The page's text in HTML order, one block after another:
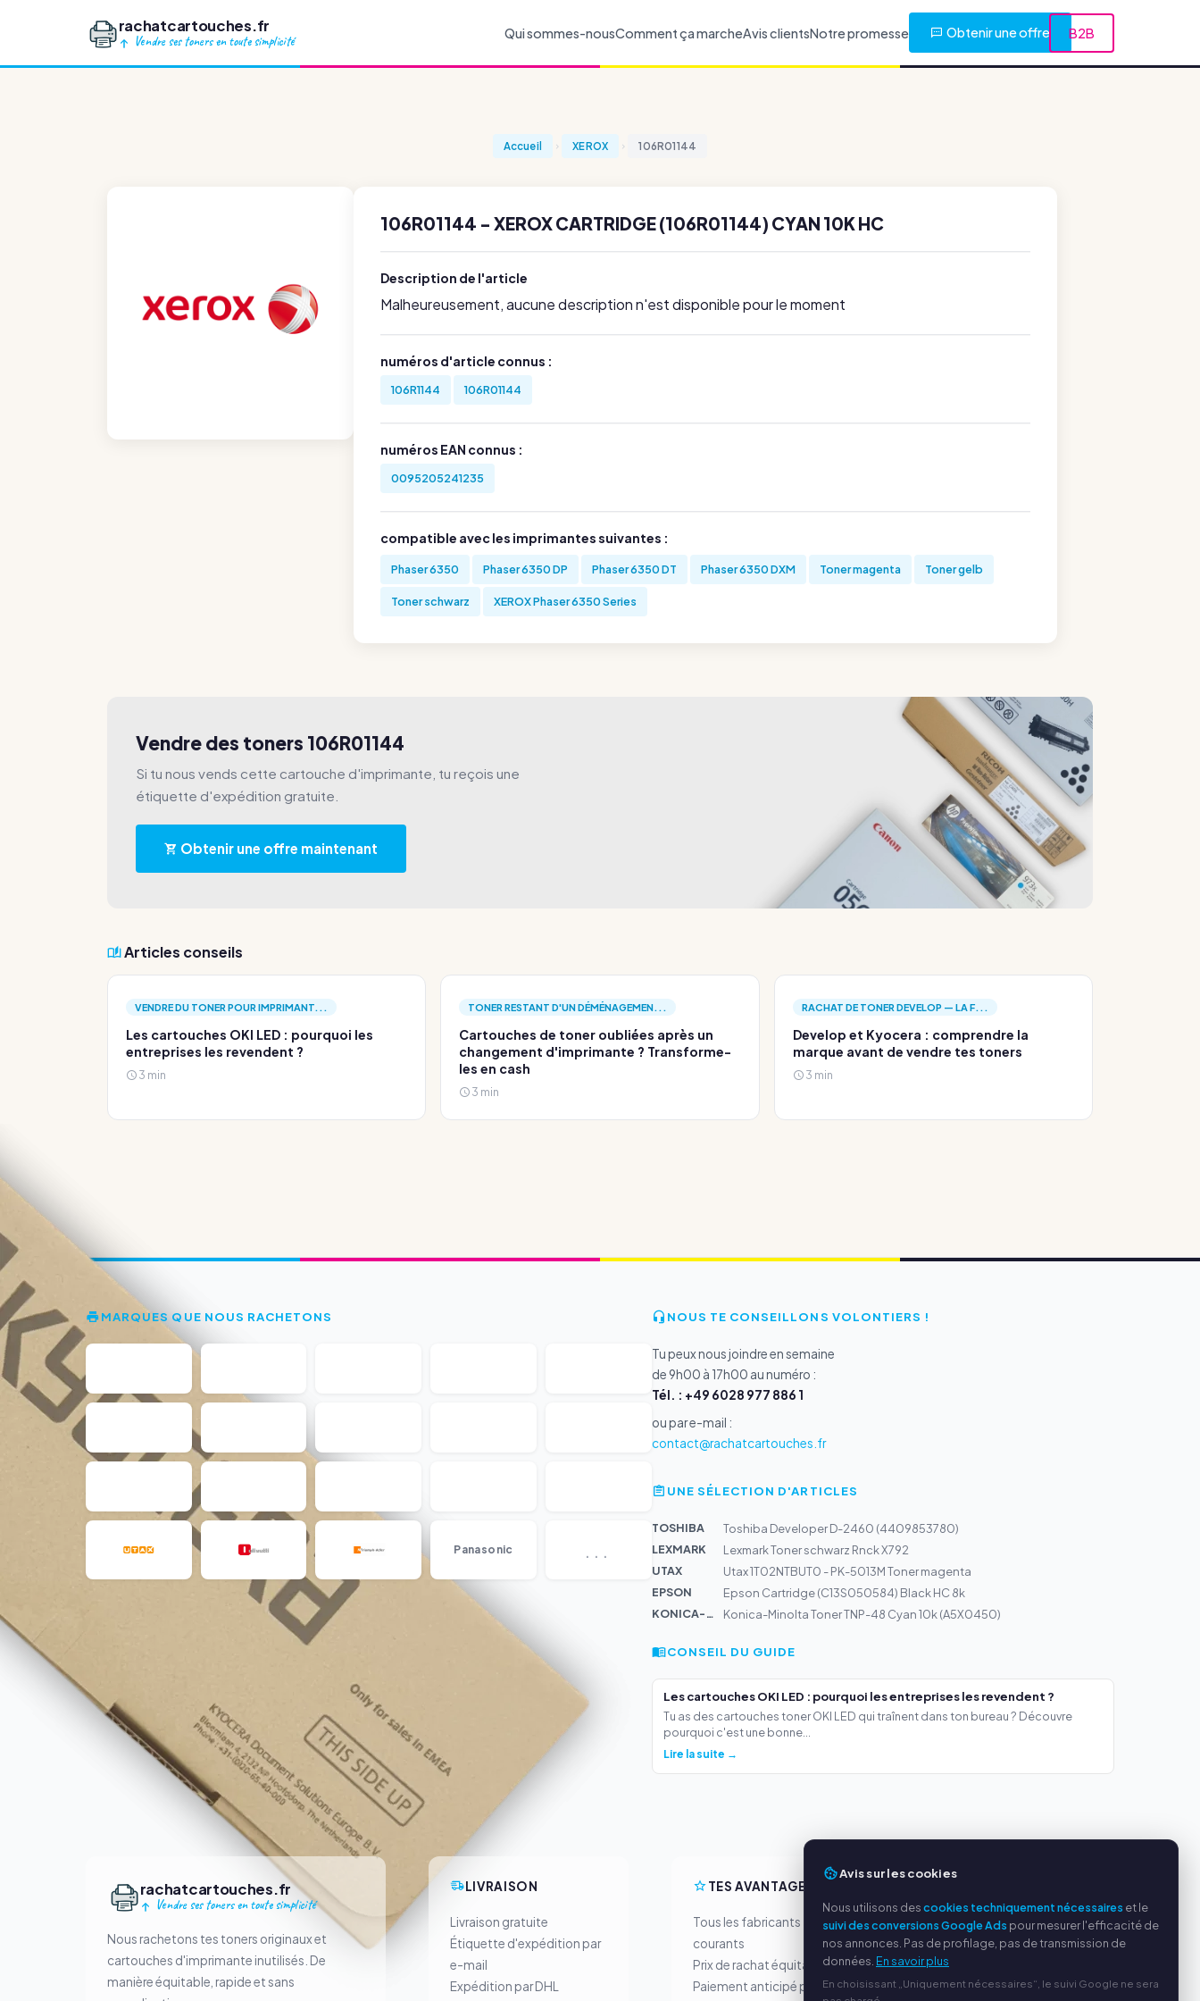
rachatcartouches.fr
Vendre ses toners en toute simplicité
Qui sommes-nousComment ça marcheAvis clientsNotre promesse Obtenir une offre B2B
Accueil XEROX 106R01144
106R01144 - XEROX CARTRIDGE (106R01144) CYAN 10K HC
Description de l'article
Malheureusement, aucune description n'est disponible pour le moment
numéros d'article connus :
106R1144 106R01144
numéros EAN connus :
0095205241235
compatible avec les imprimantes suivantes :
Phaser 6350 Phaser 6350 DP Phaser 6350 DT Phaser 6350 DXM Toner magenta Toner gelb
Toner schwarz XEROX Phaser 6350 Series
Vendre des toners 106R01144
Si tu nous vends cette cartouche d'imprimante, tu reçois une
étiquette d'expédition gratuite.
Obtenir une offre maintenant
Articles conseils
VENDRE DU TONER POUR IMPRIMANT...
Les cartouches OKI LED : pourquoi les
entreprises les revendent ?
3 min
TONER RESTANT D'UN DÉMÉNAGEMEN...
Cartouches de toner oubliées après un
changement d'imprimante ? Transforme-
les en cash
3 min
RACHAT DE TONER DEVELOP — LA F...
Develop et Kyocera : comprendre la
marque avant de vendre tes toners
3 min
MARQUES QUE NOUS RACHETONS
Panasonic ...
NOUS TE CONSEILLONS VOLONTIERS !
Tu peux nous joindre en semaine
de 9h00 à 17h00 au numéro :
Tél. : +49 6028 977 886 1
ou par e-mail :
contact@rachatcartouches.fr
UNE SÉLECTION D'ARTICLES
TOSHIBA
Toshiba Developer D-2460 (4409853780)
LEXMARK
Lexmark Toner schwarz Rnck X792
UTAX
Utax 1T02NTBUT0 - PK-5013M Toner magenta
EPSON
Epson Cartridge (C13S050584) Black HC 8k
KONICA-MIN...
Konica-Minolta Toner TNP-48 Cyan 10k (A5X0450)
CONSEIL DU GUIDE
Les cartouches OKI LED : pourquoi les entreprises les revendent ?
Tu as des cartouches toner OKI LED qui traînent dans ton bureau ? Découvre
pourquoi c'est une bonne...
Lire la suite →
rachatcartouches.fr
Vendre ses toners en toute simplicité
Nous rachetons tes toners originaux et
cartouches d'imprimante inutilisés. De
manière équitable, rapide et sans
LIVRAISON
Livraison gratuite
Étiquette d'expédition par
e-mail
Expédition par DHL
TES AVANTAGES
Tous les fabricants
courants
Prix de rachat équitables
Paiement anticipé par
À propos de nous
Politique de confidentialité
Mentions légales
Questions fréquentes
Avis sur les cookies
Nous utilisons descookies techniquement nécessaires et le
suivi des conversions Google Ads pour mesurer l'efficacité de
nos annonces. Pas de profilage, pas de transmission de
données. En savoir plus
En choisissant „Uniquement nécessaires“, le suivi Google ne sera